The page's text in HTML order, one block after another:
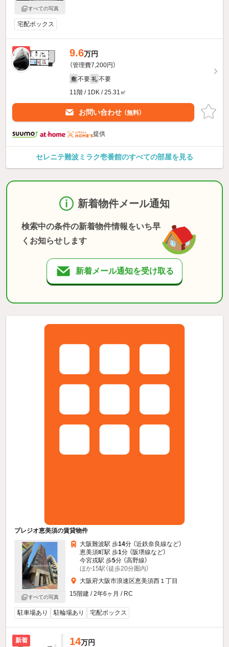
すべての写真
宅配ボックス
新着 9.6万円
（管理費7,200円）
敷 不要 礼 不要
11階 / 1DK / 25.31㎡
お問い合わせ （無料）
提供
セレニテ難波ミラク壱番館のすべての部屋を見る
新着物件メール通知
検索中の条件の新着物件情報をいち早
くお知らせします
新着メール通知を受け取る
プレジオ恵美須の賃貸物件
すべての写真
大阪難波駅 歩14分 （近鉄奈良線など）
恵美須町駅 歩1分 （阪堺線など）
今宮戎駅 歩5分 （高野線）
ほか15駅（徒歩20分圏内）
大阪府大阪市浪速区恵美須西１丁目
15階建 / 2年6ヶ月 / RC
駐車場あり 駐輪場あり 宅配ボックス
新着 14万円